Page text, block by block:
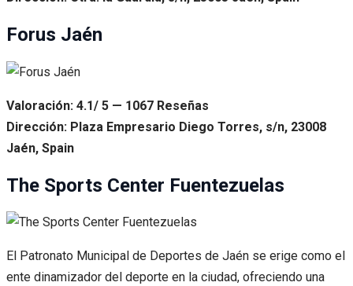
Forus Jaén
Valoración: 4.1/ 5 — 1067 Reseñas
Dirección: Plaza Empresario Diego Torres, s/n, 23008
Jaén, Spain
The Sports Center Fuentezuelas
El Patronato Municipal de Deportes de Jaén se erige como el
ente dinamizador del deporte en la ciudad, ofreciendo una